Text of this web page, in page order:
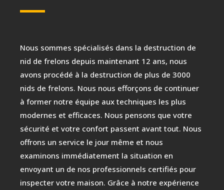
Nous sommes spécialisés dans la destruction de
nid de frelons depuis maintenant 12 ans, nous
avons procédé à la destruction de plus de 3000
nids de frelons. Nous nous efforçons de continuer
à former notre équipe aux techniques les plus
modernes et efficaces. Nous pensons que votre
sécurité et votre confort passent avant tout. Nous
offrons un service le jour même et nous
examinons immédiatement la situation en
envoyant un de nos professionnels certifiés pour
inspecter votre maison. Grâce à notre expérience